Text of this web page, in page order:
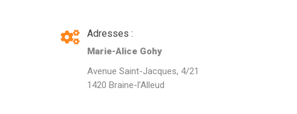
Adresses :
Marie-Alice Gohy
Avenue Saint-Jacques, 4/21
1420 Braine-l’Alleud